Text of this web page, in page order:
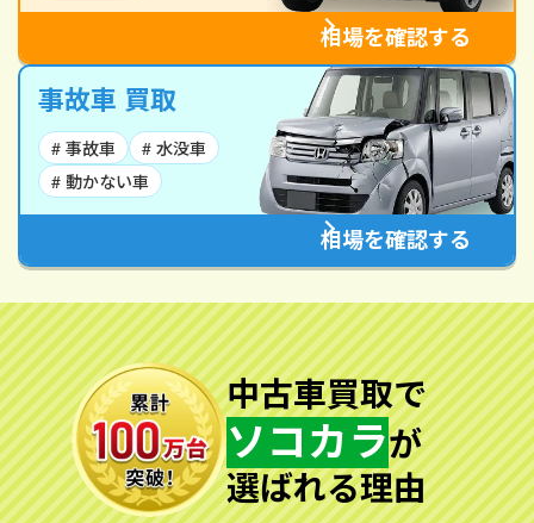
相場を確認する
事故車 買取
# 事故車
# 水没車
# 動かない車
相場を確認する
中古車買取で
ソコカラが
選ばれる理由